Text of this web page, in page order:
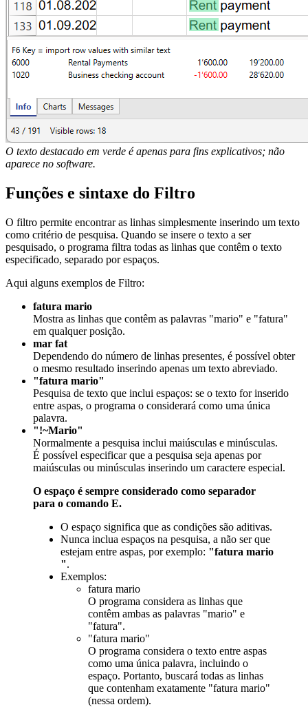
O texto destacado em verde é apenas para fins explicativos; não
aparece no software.
Funções e sintaxe do Filtro
O filtro permite encontrar as linhas simplesmente inserindo um texto
como critério de pesquisa. Quando se insere o texto a ser
pesquisado, o programa filtra todas as linhas que contêm o texto
especificado, separado por espaços.
Aqui alguns exemplos de Filtro:
fatura mario
Mostra as linhas que contêm as palavras "mario" e "fatura"
em qualquer posição.
mar fat
Dependendo do número de linhas presentes, é possível obter
o mesmo resultado inserindo apenas um texto abreviado.
"fatura mario"
Pesquisa de texto que inclui espaços: se o texto for inserido
entre aspas, o programa o considerará como uma única
palavra.
"!~Mario"
Normalmente a pesquisa inclui maiúsculas e minúsculas.
É possível especificar que a pesquisa seja apenas por
maiúsculas ou minúsculas inserindo um caractere especial.
O espaço é sempre considerado como separador
para o comando E.
O espaço significa que as condições são aditivas.
Nunca inclua espaços na pesquisa, a não ser que
estejam entre aspas, por exemplo: "fatura mario
".
Exemplos:
fatura mario
O programa considera as linhas que
contêm ambas as palavras "mario" e
"fatura".
"fatura mario"
O programa considera o texto entre aspas
como uma única palavra, incluindo o
espaço. Portanto, buscará todas as linhas
que contenham exatamente "fatura mario"
(nessa ordem).